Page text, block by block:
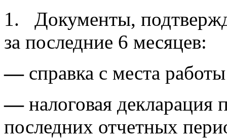
1. Документы,
за последние 6 месяцев:
— справка с места
— налоговая
последних отчетных